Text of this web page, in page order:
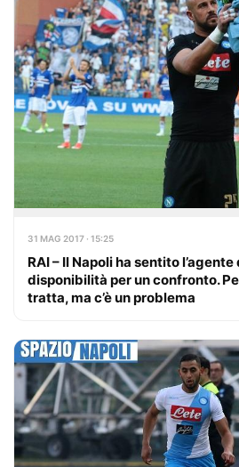
31 MAG 2017 · 15:25
RAI – Il Napoli ha sentito l’agente
disponibilità per un confronto.
tratta, ma c’è un problema